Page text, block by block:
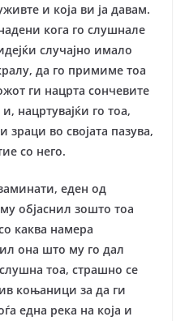
и која ви ја давам.
кога го слушнале
случајно имало
да го примиме тоа
ги нацрта сончевите
нацртувајќи го тоа,
зраци во својата пазува,
со него.
еден од
објаснил зошто тоа
каква намера
она што му го дал
тоа, страшно се
коњаници за да ги
една река на која и